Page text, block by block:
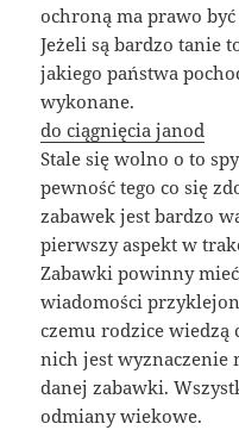
ochroną ma prawo
Jeżeli są bardzo tanie
jakiego państwa
wykonane.
do ciągnięcia janod
Stale się wolno o to
pewność tego co się
zabawek jest bardzo
pierwszy aspekt w
Zabawki powinny
wiadomości
czemu rodzice wiedzą
nich jest
danej zabawki.
odmiany wiekowe.